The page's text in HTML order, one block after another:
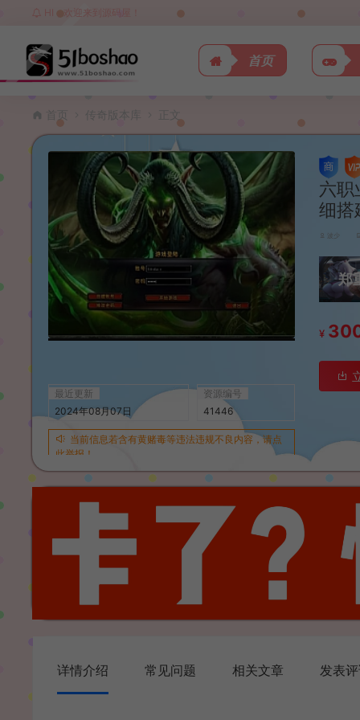
HI，欢迎来到源码屋！
首页
首页 传奇版本库 正文
最近更新
2024年08月07日
资源编号
41446
当前信息若含有黄赌毒等违法违规不良内容，请点
此举报！
六职
细搭
波少
郑
¥
详情介绍 常见问题 相关文章 发表